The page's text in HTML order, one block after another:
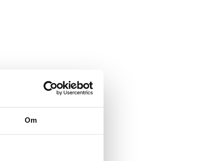
Om
är dolt när formuläret visas